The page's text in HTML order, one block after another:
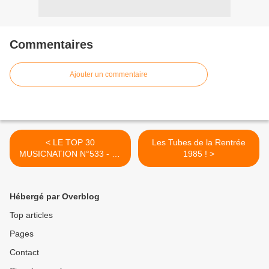
Commentaires
Ajouter un commentaire
< LE TOP 30
MUSICNATION N°533 - 31
AOÛT 2025
Les Tubes de la Rentrée
1985 ! >
Hébergé par Overblog
Top articles
Pages
Contact